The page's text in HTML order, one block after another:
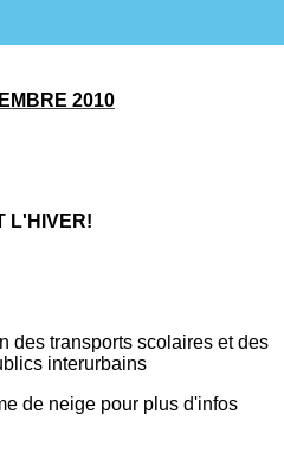
2010
L'HIVER!
des transports scolaires et des
interurbains
de neige pour plus d'infos